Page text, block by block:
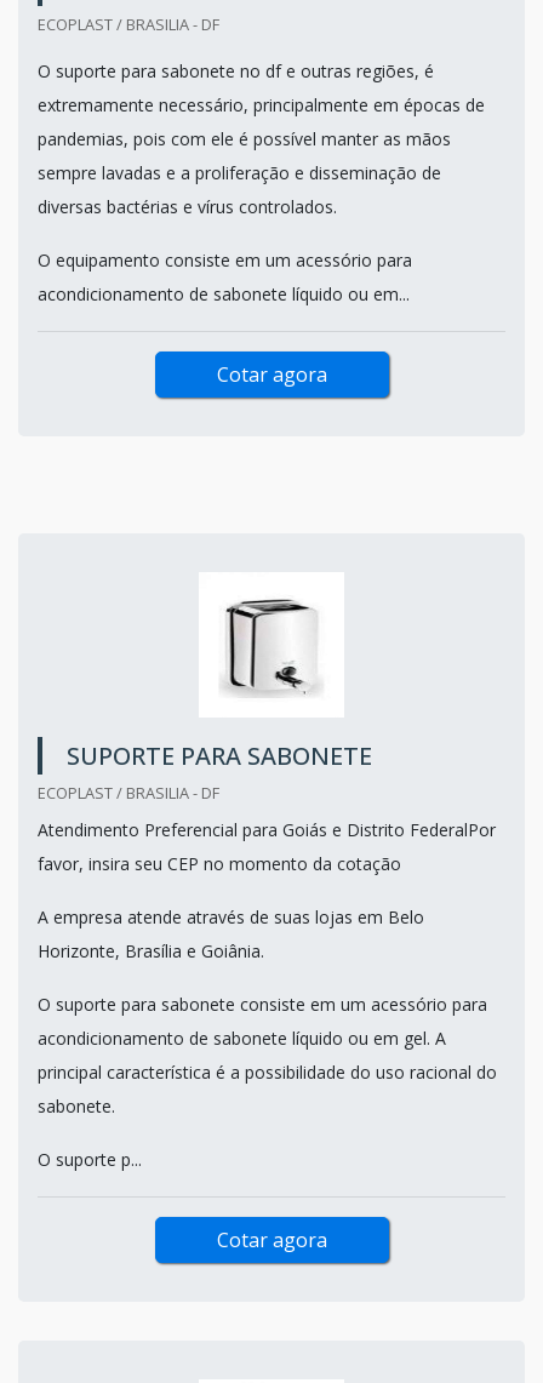
ECOPLAST / BRASILIA - DF
O suporte para sabonete no df e outras regiões, é
extremamente necessário, principalmente em épocas de
pandemias, pois com ele é possível manter as mãos
sempre lavadas e a proliferação e disseminação de
diversas bactérias e vírus controlados.
O equipamento consiste em um acessório para
acondicionamento de sabonete líquido ou em...
Cotar agora
SUPORTE PARA SABONETE
ECOPLAST / BRASILIA - DF
Atendimento Preferencial para Goiás e Distrito FederalPor
favor, insira seu CEP no momento da cotação
A empresa atende através de suas lojas em Belo
Horizonte, Brasília e Goiânia.
O suporte para sabonete consiste em um acessório para
acondicionamento de sabonete líquido ou em gel. A
principal característica é a possibilidade do uso racional do
sabonete.
O suporte p...
Cotar agora